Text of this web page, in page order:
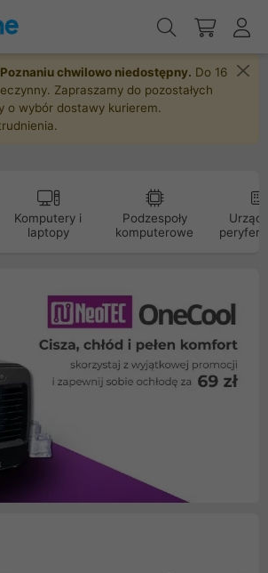
chwilowo niedostępny. Do 16
Zapraszamy do pozostałych
o wybór dostawy kurierem.
Komputery i
laptopy
Podzespoły
komputerowe